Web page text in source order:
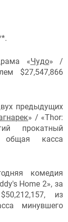
«Чудо» /
$27,547,866
предыдущих
» / «Thor:
прокатный
общая касса
комедия
Home 2», за
из
минувшего